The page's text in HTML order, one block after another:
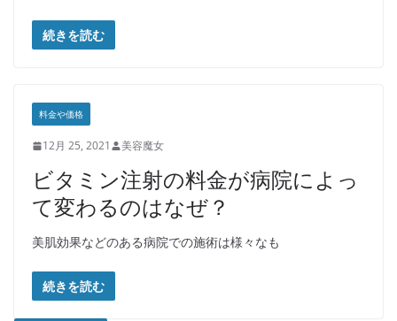
続きを読む
料金や価格
12月 25, 2021 美容魔女
ビタミン注射の料金が病院によっ
て変わるのはなぜ？
美肌効果などのある病院での施術は様々なも
続きを読む